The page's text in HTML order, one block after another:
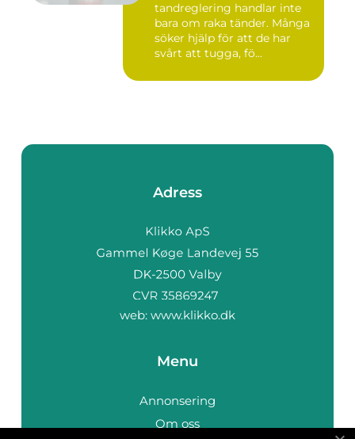
tandreglering handlar inte
bara om raka tänder. Många
söker hjälp för att de har
svårt att tugga, fö...
Adress
web: www.klikko.dk
Menu
Annonsering
Om oss